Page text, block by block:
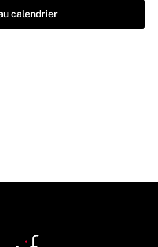
calendrier